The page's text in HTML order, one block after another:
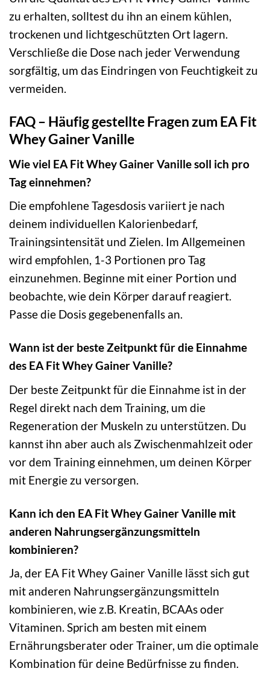
zu erhalten, solltest du ihn an einem kühlen,
trockenen und lichtgeschützten Ort lagern.
Verschließe die Dose nach jeder Verwendung
sorgfältig, um das Eindringen von Feuchtigkeit zu
vermeiden.
FAQ – Häufig gestellte Fragen zum EA Fit
Whey Gainer Vanille
Wie viel EA Fit Whey Gainer Vanille soll ich pro
Tag einnehmen?
Die empfohlene Tagesdosis variiert je nach
deinem individuellen Kalorienbedarf,
Trainingsintensität und Zielen. Im Allgemeinen
wird empfohlen, 1-3 Portionen pro Tag
einzunehmen. Beginne mit einer Portion und
beobachte, wie dein Körper darauf reagiert.
Passe die Dosis gegebenenfalls an.
Wann ist der beste Zeitpunkt für die Einnahme
des EA Fit Whey Gainer Vanille?
Der beste Zeitpunkt für die Einnahme ist in der
Regel direkt nach dem Training, um die
Regeneration der Muskeln zu unterstützen. Du
kannst ihn aber auch als Zwischenmahlzeit oder
vor dem Training einnehmen, um deinen Körper
mit Energie zu versorgen.
Kann ich den EA Fit Whey Gainer Vanille mit
anderen Nahrungsergänzungsmitteln
kombinieren?
Ja, der EA Fit Whey Gainer Vanille lässt sich gut
mit anderen Nahrungsergänzungsmitteln
kombinieren, wie z.B. Kreatin, BCAAs oder
Vitaminen. Sprich am besten mit einem
Ernährungsberater oder Trainer, um die optimale
Kombination für deine Bedürfnisse zu finden.